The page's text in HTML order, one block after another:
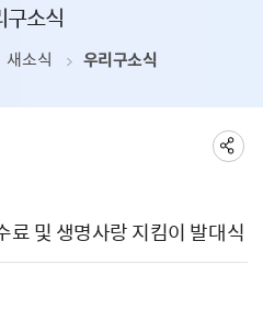
구소식
새소식 우리구소식
료 및 생명사랑 지킴이 발대식